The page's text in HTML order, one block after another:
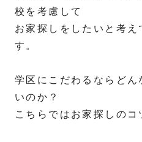
校を考慮して
お家探しをしたいと考え
す。
学区にこだわるならどん
いのか？
こちらではお家探しのコ